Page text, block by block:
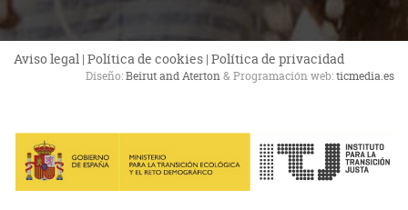
Aviso legal | Política de cookies | Política de privacidad
Diseño:Beirut and Aterton& Programación web:ticmedia.es